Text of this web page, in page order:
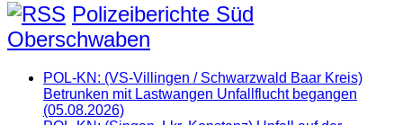
Polizeiberichte Süd
Oberschwaben
POL-KN: (VS-Villingen / Schwarzwald Baar Kreis)
Betrunken mit Lastwangen Unfallflucht begangen
(05.08.2026)